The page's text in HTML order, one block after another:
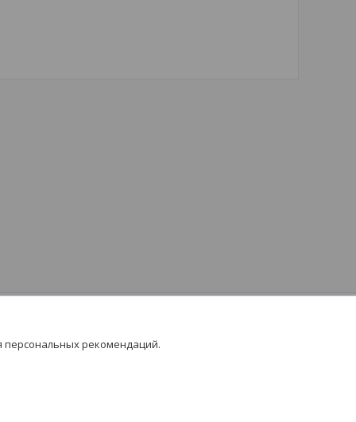
персональных рекомендаций.